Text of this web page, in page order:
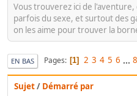
Vous trouverez ici de
parfois du sexe, et surtout des
on les aime pour trouver la
EN BAS Pages 1 2 3 4 5 6 ...
Sujet/ Démarré par